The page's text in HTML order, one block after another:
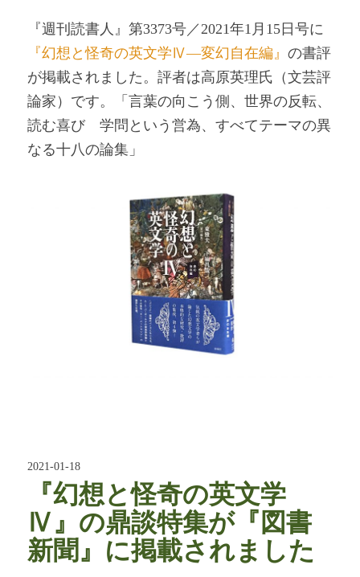
『週刊読書人』第3373号／2021年1月15日号に
『幻想と怪奇の英文学Ⅳ―変幻自在編』の書評
が掲載されました。評者は高原英理氏（文芸評
論家）です。「言葉の向こう側、世界の反転、
読む喜び 学問という営為、すべてテーマの異
なる十八の論集」
2021-01-18
『幻想と怪奇の英文学
Ⅳ』の鼎談特集が『図書
新聞』に掲載されました